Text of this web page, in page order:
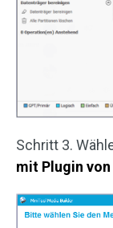
Schritt 3.
mit Plugin von